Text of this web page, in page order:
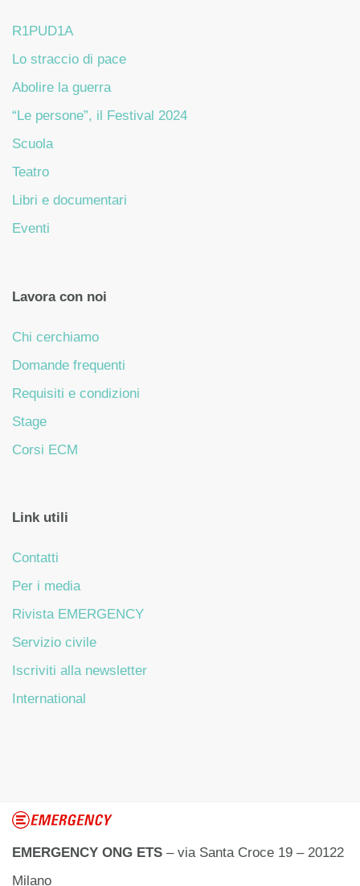
R1PUD1A
Lo straccio di pace
Abolire la guerra
“Le persone”, il Festival 2024
Scuola
Teatro
Libri e documentari
Eventi
Lavora con noi
Chi cerchiamo
Domande frequenti
Requisiti e condizioni
Stage
Corsi ECM
Link utili
Contatti
Per i media
Rivista EMERGENCY
Servizio civile
Iscriviti alla newsletter
International
EMERGENCY ONG ETS – via Santa Croce 19 – 20122
Milano